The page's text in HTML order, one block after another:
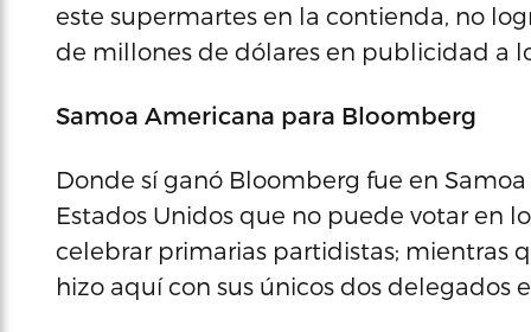
este supermartes en la contienda, no
de millones de dólares en publicidad a
Samoa Americana para Bloomberg
Donde sí ganó Bloomberg fue en
Estados Unidos que no puede votar en
celebrar primarias partidistas; mientras
hizo aquí con sus únicos dos delegados